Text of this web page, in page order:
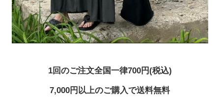
1回のご注文全国一律700円(税込)
7,000円以上のご購入で送料無料